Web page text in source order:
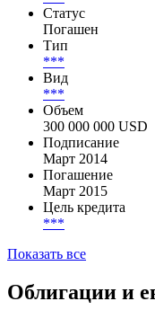
Статус
Погашен
Тип
***
Вид
***
Объем
300 000 000 USD
Подписание
Март 2014
Погашение
Март 2015
Цель кредита
***
Показать все
Облигации и